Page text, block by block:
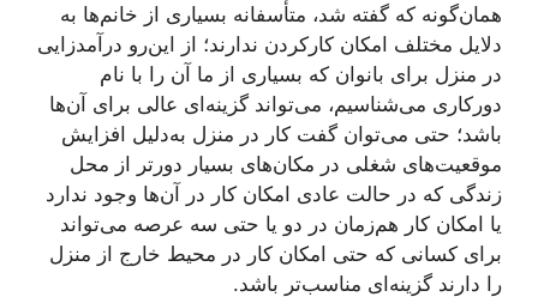
همان‌گونه که گفته شد، متأسفانه بسیاری از خانم‌ها به
دلایل مختلف امکان کارکردن ندارند؛ از این‌رو درآمدزایی
در منزل برای بانوان که بسیاری از ما آن را با نام
دورکاری می‌شناسیم، می‌تواند گزینه‌ای عالی برای آن‌ها
باشد؛ حتی می‌توان گفت کار در منزل به‌دلیل افزایش
موقعیت‌های شغلی در مکان‌های بسیار دورتر از محل
زندگی که در حالت عادی امکان کار در آن‌ها وجود ندارد
یا امکان کار هم‌زمان در دو یا حتی سه عرصه می‌تواند
برای کسانی که حتی امکان کار در محیط خارج از منزل
را دارند گزینه‌ای مناسب‌تر باشد.